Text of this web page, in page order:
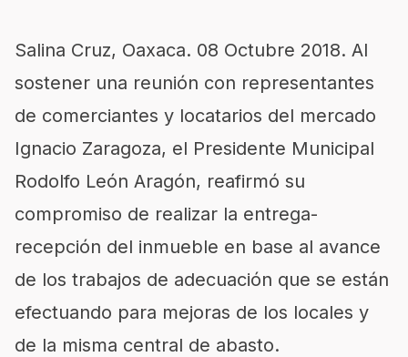
Salina Cruz, Oaxaca. 08 Octubre 2018. Al
sostener una reunión con representantes
de comerciantes y locatarios del mercado
Ignacio Zaragoza, el Presidente Municipal
Rodolfo León Aragón, reafirmó su
compromiso de realizar la entrega-
recepción del inmueble en base al avance
de los trabajos de adecuación que se están
efectuando para mejoras de los locales y
de la misma central de abasto.